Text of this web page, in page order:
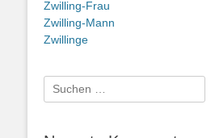
Zwilling-Frau
Zwilling-Mann
Zwillinge
Suche
nach: